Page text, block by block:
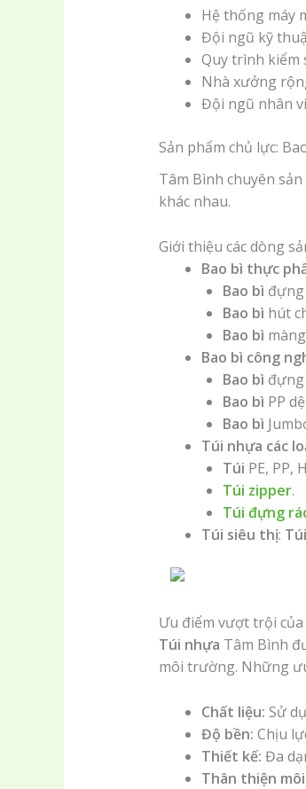
Hệ thống máy
Đội ngũ kỹ
Quy trình kiểm
Nhà xưởng
Đội ngũ nhân
Sản phẩm chủ lực:
Tâm Bình chuyên
khác nhau.
Giới thiệu các dòng
Bao bì thực
Bao bì đựng
Bao bì hút
Bao bì
Bao bì công
Bao bì đựng
Bao bì PP
Bao bì
Túi nhựa các
Túi PE, PP,
Túi zipper.
Túi đựng
Túi siêu thị: Túi
Ưu điểm vượt trội
Túi nhựa Tâm Bình
môi trường. Những
Chất liệu: Sử
Độ bền: Chịu
Thiết kế: Đa
Thân thiện